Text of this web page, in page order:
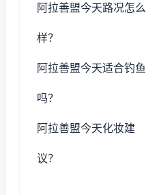
阿拉善盟今天路况怎么
样？
阿拉善盟今天适合钓鱼
吗？
阿拉善盟今天化妆建
议？